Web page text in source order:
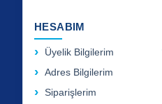
HESABIM
Üyelik Bilgilerim
Adres Bilgilerim
Siparişlerim